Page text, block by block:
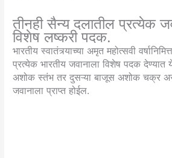
तीनही सैन्य दलातील प्रत्येक
विशेष लष्करी पदक.
भारतीय स्वातंत्र्याच्या अमृत महोत्सवी
प्रत्येक भारतीय जवानाला विशेष पदक
अशोक स्तंभ तर दुसऱ्या बाजूस अशोक चक्र
जवानाला प्राप्त होईल.